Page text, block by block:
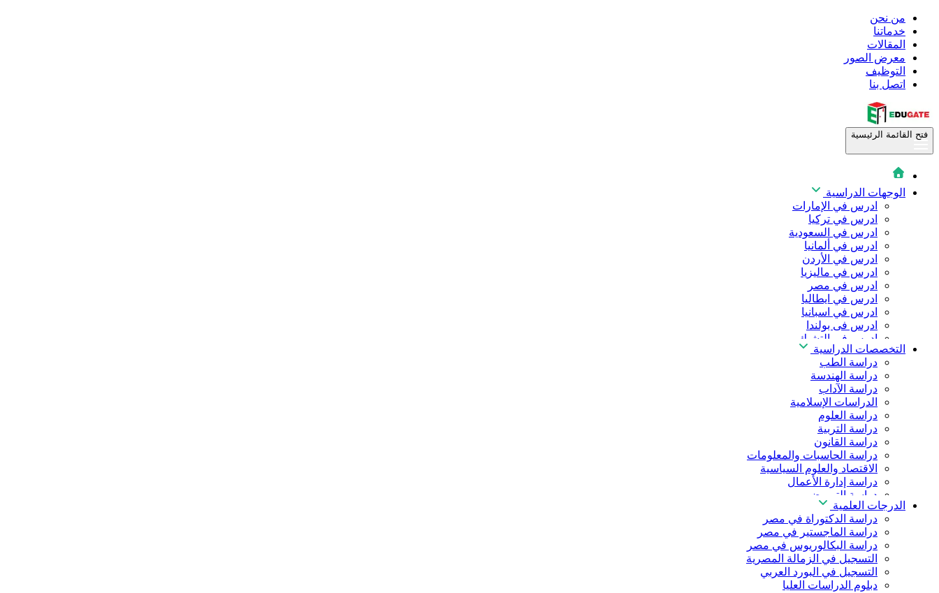
من نحن
خدماتنا
المقالات
معرض الصور
التوظيف
اتصل بنا
فتح القائمة الرئيسية
الوجهات الدراسية
ادرس في الإمارات
ادرس في تركيا
ادرس في السعودية
ادرس في ألمانيا
ادرس في الأردن
ادرس في ماليزيا
ادرس في مصر
ادرس في ايطاليا
ادرس في اسبانيا
ادرس فى بولندا
ادرس فى التشيك
ادرس في المجر
ادرس في الصين
التخصصات الدراسية
دراسة الطب
دراسة الهندسة
دراسة الآداب
الدراسات الإسلامية
دراسة العلوم
دراسة التربية
دراسة القانون
دراسة الحاسبات والمعلومات
الاقتصاد والعلوم السياسية
دراسة إدارة الأعمال
دراسة التمريض
دراسة طب الأسنان
دراسة الصيدلة
دراسة العلوم الصحية
دراسة العلاج الطبيعي
دراسة الذكاء الاصطناعي
دراسة الأمن السيبراني
الدرجات العلمية
دراسة الدكتوراة في مصر
دراسة الماجستير في مصر
دراسة البكالوريوس في مصر
التسجيل في الزمالة المصرية
التسجيل في البورد العربي
دبلوم الدراسات العليا